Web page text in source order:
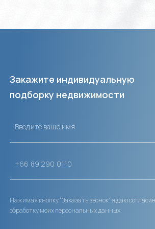
Закажите индивидуальную
подборку недвижимости
Нажимая кнопку “Заказать звонок” я даю
обработку моих персональных данных